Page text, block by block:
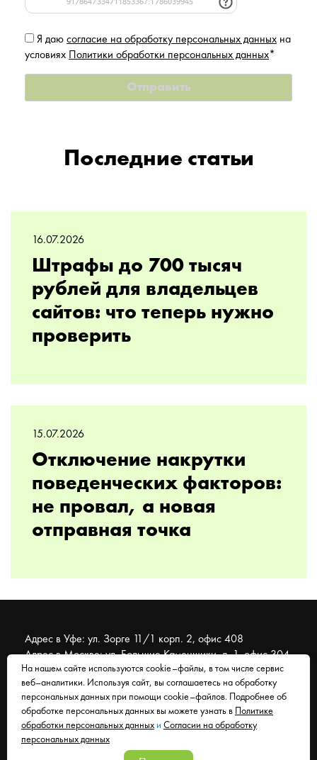
Я даю согласие на обработку персональных данных на
условиях Политики обработки персональных данных*
Последние статьи
16.07.2026
Штрафы до 700 тысяч
рублей для владельцев
сайтов: что теперь нужно
проверить
15.07.2026
Отключение накрутки
поведенческих факторов:
не провал, а новая
отправная точка
Адрес в Уфе: ул. Зорге 11/1 корп. 2, офис 408
Адрес в Москве: ул. Большие Каменщики, д. 1, офис 304
© 2007 - 2026 Муравейник. SEO-продвижение, реклама,
сайты. Находимся в Уфе, работаем со всем миром.
Согласие на обработку персональных данных
Политика обработки персональных данных
На нашем сайте используются cookie–файлы, в том числе сервис
веб–аналитики. Используя сайт, вы соглашаетесь на обработку
персональных данных при помощи cookie–файлов. Подробнее об
обработке персональных данных вы можете узнать в
Политике
обработки персональных данных и Согласии на обработку
персональных данных